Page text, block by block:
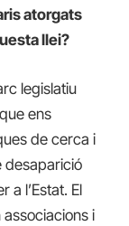
atorgats
llei?
legislatiu
ens
de cerca i
desaparició
a l’Estat. El
associacions i